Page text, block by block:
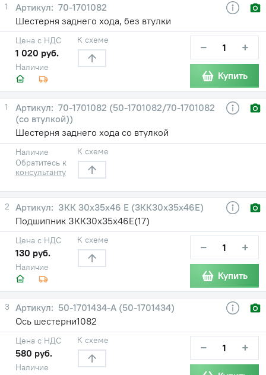
1
70-1701082
Шестерня заднего хода, без втулки
Наличие
Цена с НДС
1 020 руб.
К схеме − +
Купить
1
70-1701082 (50-1701082/70-1701082
(со втулкой))
Шестерня заднего хода со втулкой
Наличие
Обратитесь к
консультанту
К схеме
2
ЗКК 30х35х46 Е (3КК30х35х46Е)
Подшипник ЗКК30х35х46Е(17)
Наличие
Цена с НДС
130 руб.
К схеме − +
Купить
3
50-1701434-А (50-1701434)
Ось шестерни1082
Наличие
Цена с НДС
580 руб.
К схеме − +